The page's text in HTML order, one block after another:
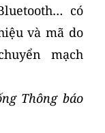
có
và mã do
mạch
Thông báo